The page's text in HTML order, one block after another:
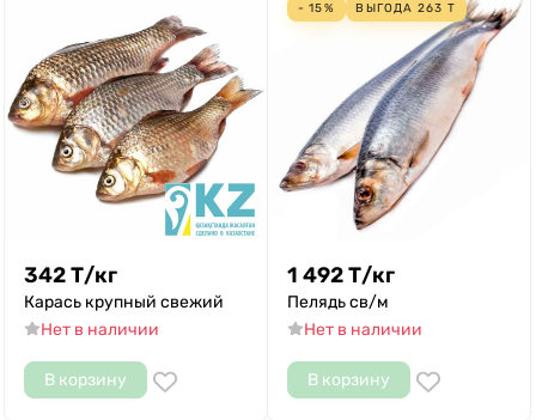
342Т/кг
Карась крупный свежий
Нет в наличии
В корзину
- 15% ВЫГОДА 263 Т
1 492Т/кг
Пелядь св/м
Нет в наличии
В корзину